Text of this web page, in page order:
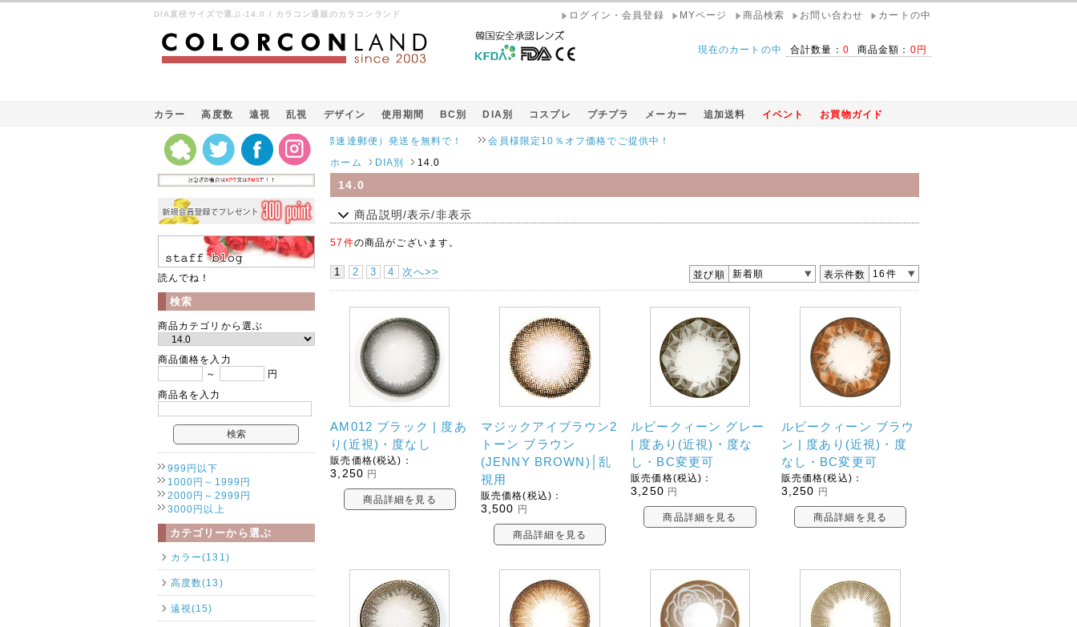
DIA直径サイズで選ぶ-14.0 / カラコン通販のカラコンランド ログイン・会員登録 MYページ 商品検索 お問い合わせ カートの中
現在のカートの中 合計数量： 0 商品金額： 0円
カラー 高度数 遠視 乱視 デザイン 使用期間 BC別 DIA別 コスプレ プチプラ メーカー 追加送料 イベント お買物ガイド
Kパケット（韓国の国際速達郵便）発送を無料で！ 会員様限定10％オフ価格でご提供中！
ホーム DIA別 14.0
14.0
商品説明/表示/非表示
57件の商品がございます。
並び順 新着順 表示件数 16件
1 2 3 4 次へ>>
AM012 ブラック | 度あ
り(近視)・度なし
販売価格(税込)：
3,250 円
商品詳細を見る
マジックアイブラウン2
トーン ブラウン
(JENNY BROWN)│乱
視用
販売価格(税込)：
3,500 円
商品詳細を見る
ルビークィーン グレー
| 度あり(近視)・度な
し・BC変更可
販売価格(税込)：
3,250 円
商品詳細を見る
ルビークィーン ブラウ
ン | 度あり(近視)・度
なし・BC変更可
販売価格(税込)：
3,250 円
商品詳細を見る
読んでね！
検索
商品カテゴリから選ぶ
商品価格を入力
～
円
商品名を入力
999円以下
1000円～1999円
2000円～2999円
3000円以上
カテゴリーから選ぶ
カラー(131)
高度数(13)
遠視(15)